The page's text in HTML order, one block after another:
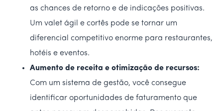
as chances de retorno e de indicações positivas.
Um valet ágil e cortês pode se tornar um
diferencial competitivo enorme para restaurantes,
hotéis e eventos.
Aumento de receita e otimização de recursos:
Com um sistema de gestão, você consegue
identificar oportunidades de faturamento que